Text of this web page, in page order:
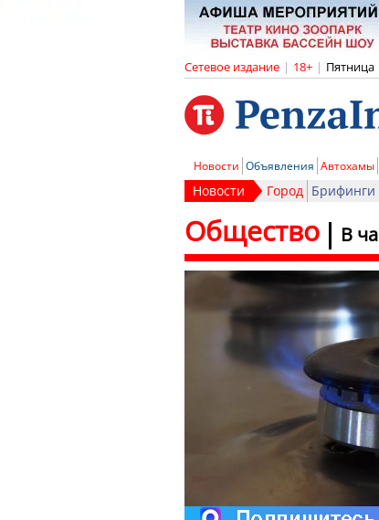
Сетевое издание | 18+ | Пятница
Новости Объявления Автохамы
Новости Город Брифинги
В
Общество